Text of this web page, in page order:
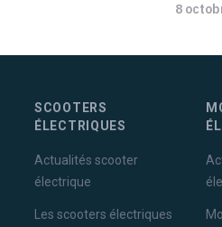
8
SCOOTERS
ÉLECTRIQUES
Actualités scooter
électrique
Les scooters électriques